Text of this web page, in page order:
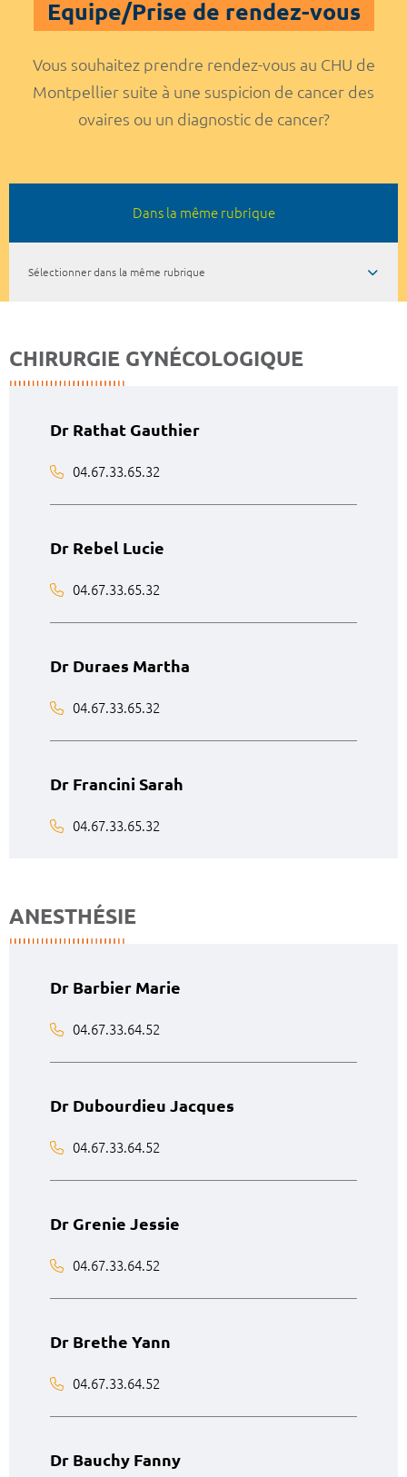
Equipe/Prise de rendez-vous
Vous souhaitez prendre rendez-vous au CHU de
Montpellier suite à une suspicion de cancer des
ovaires ou un diagnostic de cancer?
Dans la même rubrique
Sélectionner dans la même rubrique
CHIRURGIE GYNÉCOLOGIQUE
Dr Rathat Gauthier
04.67.33.65.32
Dr Rebel Lucie
04.67.33.65.32
Dr Duraes Martha
04.67.33.65.32
Dr Francini Sarah
04.67.33.65.32
ANESTHÉSIE
Dr Barbier Marie
04.67.33.64.52
Dr Dubourdieu Jacques
04.67.33.64.52
Dr Grenie Jessie
04.67.33.64.52
Dr Brethe Yann
04.67.33.64.52
Dr Bauchy Fanny